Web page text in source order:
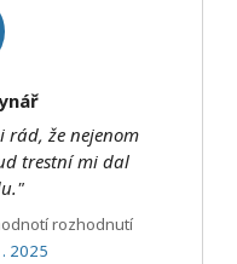
rád, že nejenom
trestní mi dal
rozhodnutí
2025